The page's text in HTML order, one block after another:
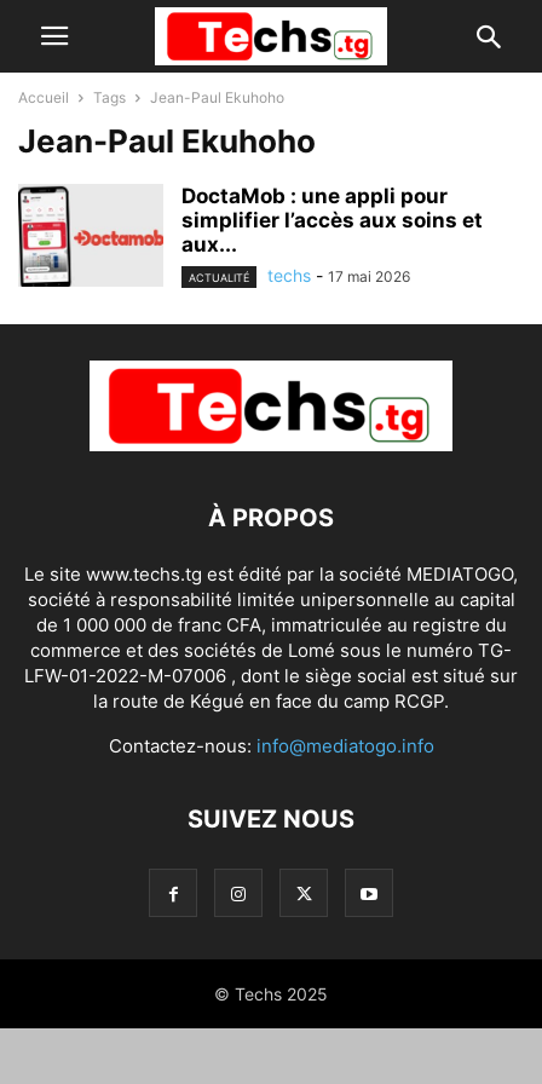
Accueil Tags Jean-Paul Ekuhoho
Jean-Paul Ekuhoho
DoctaMob : une appli pour
simplifier l’accès aux soins et
aux...
ACTUALITÉ techs - 17 mai 2026
À PROPOS
Le site www.techs.tg est édité par la société MEDIATOGO,
société à responsabilité limitée unipersonnelle au capital
de 1 000 000 de franc CFA, immatriculée au registre du
commerce et des sociétés de Lomé sous le numéro TG-
LFW-01-2022-M-07006 , dont le siège social est situé sur
la route de Kégué en face du camp RCGP.
Contactez-nous: info@mediatogo.info
SUIVEZ NOUS
© Techs 2025